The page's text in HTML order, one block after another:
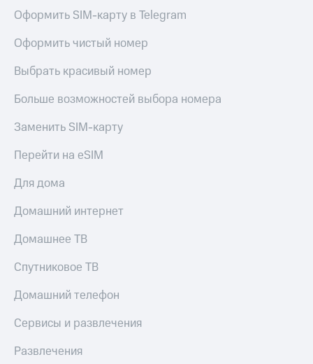
С картой
МТС
Накопления
Откладывайте
и получайте
Платежи
и
переводы
Пополнить
МТС
Настройки
номер
оператора
товаров
Скидки
на смартфоны
при
со связью
Оформить SIM-карту в Telegram
Оформить чистый номер
Выбрать красивый номер
Больше возможностей выбора номера
Заменить SIM-карту
Перейти на eSIM
Для дома
Домашний интернет
Домашнее ТВ
Спутниковое ТВ
Домашний телефон
Сервисы и развлечения
Развлечения